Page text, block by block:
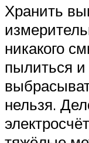
Хранить
никакого
пылиться
нельзя.